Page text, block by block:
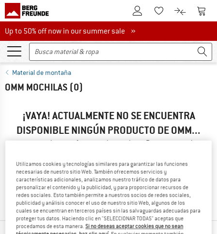
A la cuenta de cliente
A la lista de
A la A la
Up to 50% off now in our summer sale
Up to 50% off now in our summer sale »
Material de montaña
OMM MOCHILAS (0)
¡VAYA! ACTUALMENTE NO SE ENCUENTRA
DISPONIBLE NINGÚN PRODUCTO DE OMM...
... pero podemos ofrecerte alternativas. Para que puedas
opciones:
» Vuelve a la página anteriory busca de nuevo empleando
menos filtros.
Utilizamos cookies y tecnologías similares para garantizar las funciones
necesarias de nuestro sitio Web. También ofrecemos servicios y
características adicionales, analizamos nuestro tráfico de datos para
personalizar el contenido y la publicidad, y para proporcionar recursos de
redes sociales. Esto también permite a nuestros socios de redes sociales,
publicidad y análisis conocer el uso de nuestro sitio Web, algunos de los
cuales se encuentran en terceros países sin las salvaguardas adecuadas para
proteger tus datos. Haciendo clic en "SELECCIONAR TODAS" aceptas que
procedamos de esta manera.Si no deseas aceptar cookies que no sean